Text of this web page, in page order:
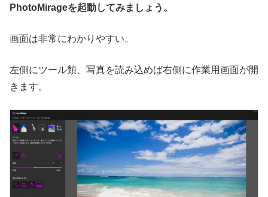
PhotoMirageを起動してみましょう。
画面は非常にわかりやすい。
左側にツール類、写真を読み込めば右側に作業用画面が開
きます。